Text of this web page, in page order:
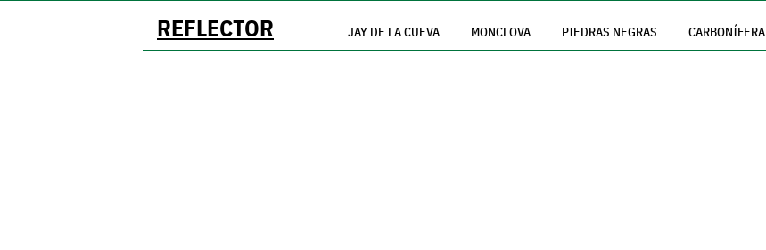
REFLECTOR JAY DE LA CUEVA MONCLOVA PIEDRAS NEGRAS CARBONÍFERA